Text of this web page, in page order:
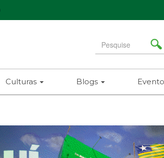
Search
for
Culturas Blogs